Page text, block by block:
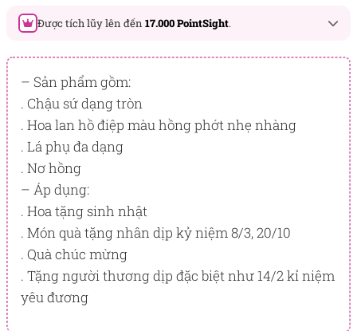
Được tích lũy lên đến 17.000 PointSight.
Đây là số PointSight ước tính bạn sẽ được tích lũy khi mua
sản phẩm hôm nay, tương ứng với quyền lợi hạng
BẠCH KIM
PointSight có giá trị dùng để trừ trực tiếp vào đơn hàng hoặc
đổi quà tặng ưu đãi tại Flowersight.
Đăng nhậphoặc
chính xác nhất dành cho bạn.
– Sản phẩm gồm:
. Chậu sứ dạng tròn
. Hoa lan hồ điệp màu hồng phớt nhẹ nhàng
. Lá phụ đa dạng
. Nơ hồng
– Áp dụng:
. Hoa tặng sinh nhật
. Món quà tặng nhân dịp kỷ niệm 8/3, 20/10
. Quà chúc mừng
. Tặng người thương dịp đặc biệt như 14/2 kỉ niệm
yêu đương